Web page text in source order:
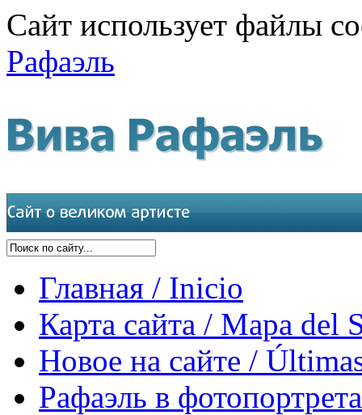
Сайт использует файлы
Рафаэль
Главная / Inicio
Карта сайта / Mapa del
Новое на сайте /
Рафаэль в